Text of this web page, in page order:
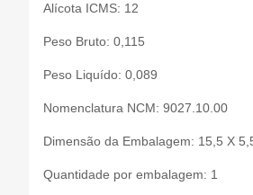
INFINITI
INFINITI
INFINITI
INFINITI
Alícota ICMS: 12
Peso Bruto: 0,115
Peso Liquído: 0,089
Nomenclatura NCM: 9027.10.00
Dimensão da Embalagem: 15,5 X
Quantidade por embalagem: 1